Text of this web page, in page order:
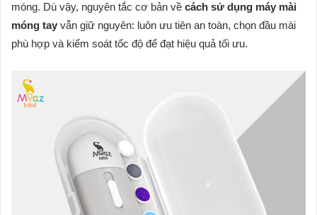
móng. Dù vậy, nguyên tắc cơ bản về cách sử dụng máy mài
móng tay vẫn giữ nguyên: luôn ưu tiên an toàn, chọn đầu mài
phù hợp và kiểm soát tốc độ để đạt hiệu quả tối ưu.